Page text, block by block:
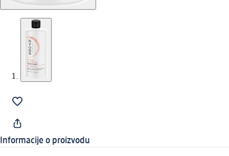
Informacije o proizvodu